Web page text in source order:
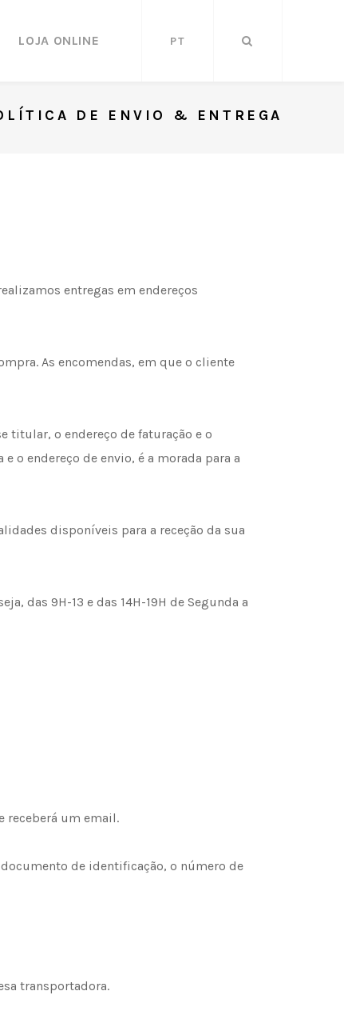
PT
LOJA ONLINE
DE ENVIO & ENTREGA
entregas em endereços
As encomendas, em que o cliente
titular, o endereço de faturação e o
o endereço de envio, é a morada para a
disponíveis para a receção da sua
das 9H-13 e das 14H-19H de Segunda a
receberá um email.
de identificação, o número de
transportadora.